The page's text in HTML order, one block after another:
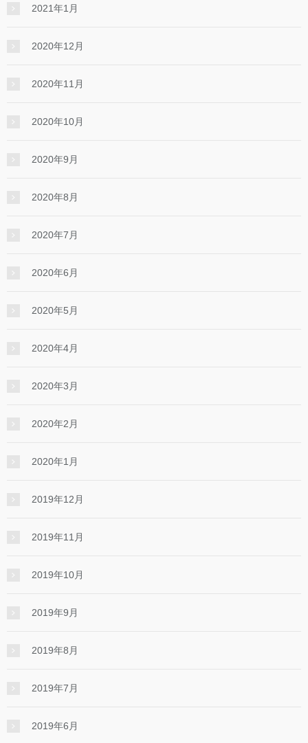
2021年1月
2020年12月
2020年11月
2020年10月
2020年9月
2020年8月
2020年7月
2020年6月
2020年5月
2020年4月
2020年3月
2020年2月
2020年1月
2019年12月
2019年11月
2019年10月
2019年9月
2019年8月
2019年7月
2019年6月